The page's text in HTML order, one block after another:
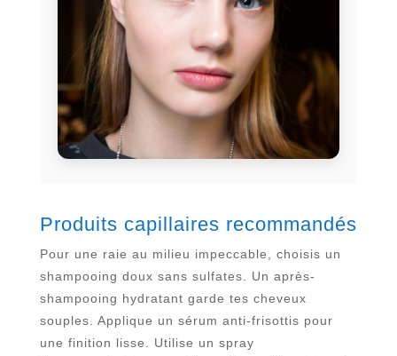
Produits capillaires recommandés
Pour une raie au milieu impeccable, choisis un
shampooing doux sans sulfates. Un après-
shampooing hydratant garde tes cheveux
souples. Applique un sérum anti-frisottis pour
une finition lisse. Utilise un spray